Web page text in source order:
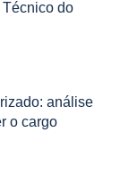
do
análise
o cargo